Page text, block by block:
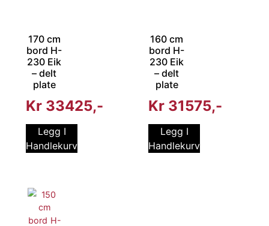
170 cm
bord H-
230 Eik
– delt
plate
Kr 33425
Legg I
Handlekurv
160 cm
bord H-
230 Eik
– delt
plate
Kr 31575
Legg I
Handlekurv